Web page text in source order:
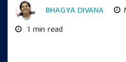
BHAGYA DIVANA
1 min read